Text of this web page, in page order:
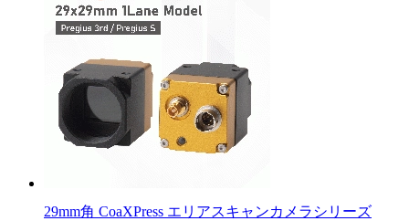
29mm角 CoaXPress エリアスキャンカメラシリーズ